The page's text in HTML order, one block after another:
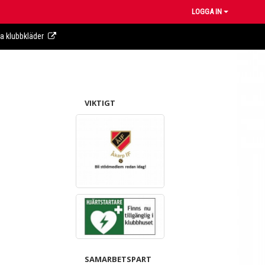
LOGGA IN
klubbkläder
VIKTIGT
SAMARBETSPART